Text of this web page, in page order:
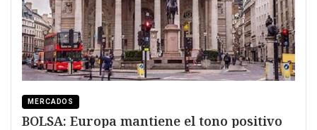
MERCADOS
BOLSA: Europa mantiene el tono positivo